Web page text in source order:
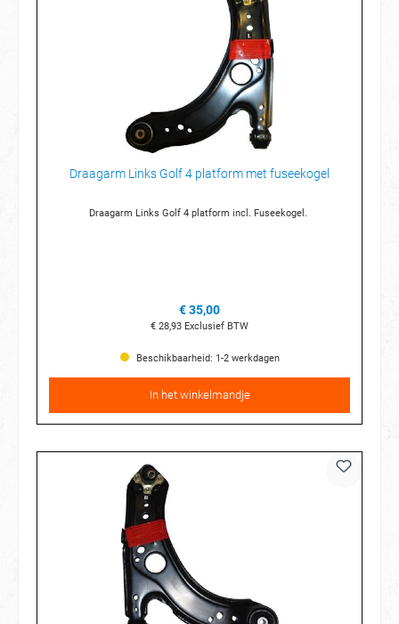
Draagarm Links Golf 4 platform met fuseekogel
Draagarm Links Golf 4 platform incl. Fuseekogel.
€ 35,00
€ 28,93 Exclusief BTW
Beschikbaarheid: 1-2 werkdagen
In het winkelmandje